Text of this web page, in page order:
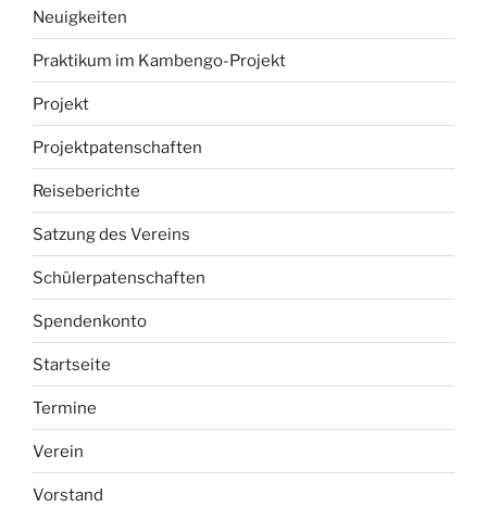
Neuigkeiten
Praktikum im Kambengo-Projekt
Projekt
Projektpatenschaften
Reiseberichte
Satzung des Vereins
Schülerpatenschaften
Spendenkonto
Startseite
Termine
Verein
Vorstand